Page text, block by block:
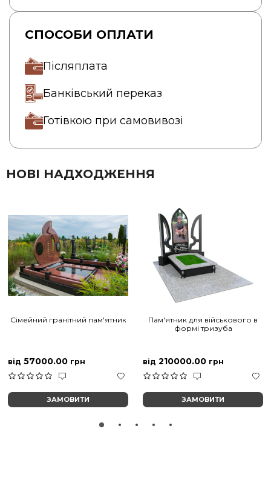
СПОСОБИ ОПЛАТИ
Післяплата
Банківський переказ
Готівкою при самовивозі
НОВІ НАДХОДЖЕННЯ
Сімейний гранітний пам'ятник
від 57000.00 грн
ЗАМОВИТИ
Пам'ятник для військового в
формі тризуба
від 210000.00 грн
ЗАМОВИТИ